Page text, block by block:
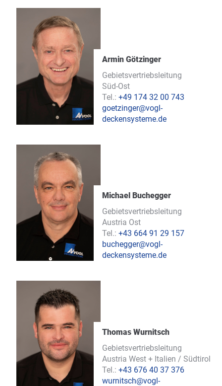
Armin Götzinger
Gebietsvertriebsleitung
Süd-Ost
Tel.:+49 174 32 00 743
goetzinger@vogl-
deckensysteme.de
Michael Buchegger
Gebietsvertriebsleitung
Austria Ost
Tel.:+43 664 91 29 157
buchegger@vogl-
deckensysteme.de
Thomas Wurnitsch
Gebietsvertriebsleitung
Austria West + Italien / Südtirol
Tel.:+43 676 40 37 376
wurnitsch@vogl-